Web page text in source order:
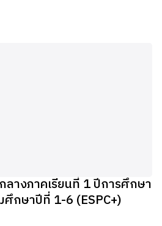
ลางภาคเรียนที่ 1 ปีการศึกษา
กษาปีที่ 1-6 (ESPC+)